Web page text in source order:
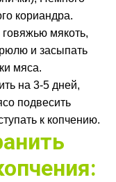
кориандра.
мякоть,
и засыпать
мяса.
на 3-5 дней,
подвесить
к копчению.